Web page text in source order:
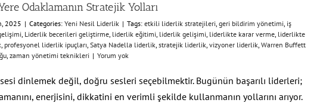
Odaklamanın Stratejik Yolları
2025 | Categories: Yeni Nesil Liderlik | Tags: etkili liderlik stratejileri, geri bildirim yönetimi, iş
, Liderlik becerileri geliştirme, liderlik eğitimi, liderlik gelişimi, liderlikte karar verme, liderlikte
, profesyonel liderlik ipuçları, Satya Nadella liderlik, stratejik liderlik, vizyoner liderlik, Warren Buffett
, zaman yönetimi teknikleri | Yorum yok
dinlemek değil, doğru sesleri seçebilmektir. Bugünün başarılı liderleri;
enerjisini, dikkatini en verimli şekilde kullanmanın yollarını arıyor.